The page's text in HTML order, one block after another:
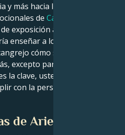
y más hacia la restauración
de Cáncer
exposición a
enseñar a los tipos
cómo se necesitan
excepto para ellos mismos.
la clave, usted tiene que
con la persona en el medio
de Aries y Cáncer